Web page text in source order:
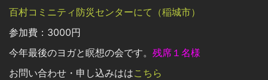
百村コミニティ防災センターにて（稲城市）
参加費：3000円
今年最後のヨガと瞑想の会です。 残席１名様
お問い合わせ・申し込みははこちら